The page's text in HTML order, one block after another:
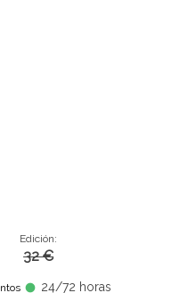
Edición:
32 €
fiber_manual_record 24/72 horas